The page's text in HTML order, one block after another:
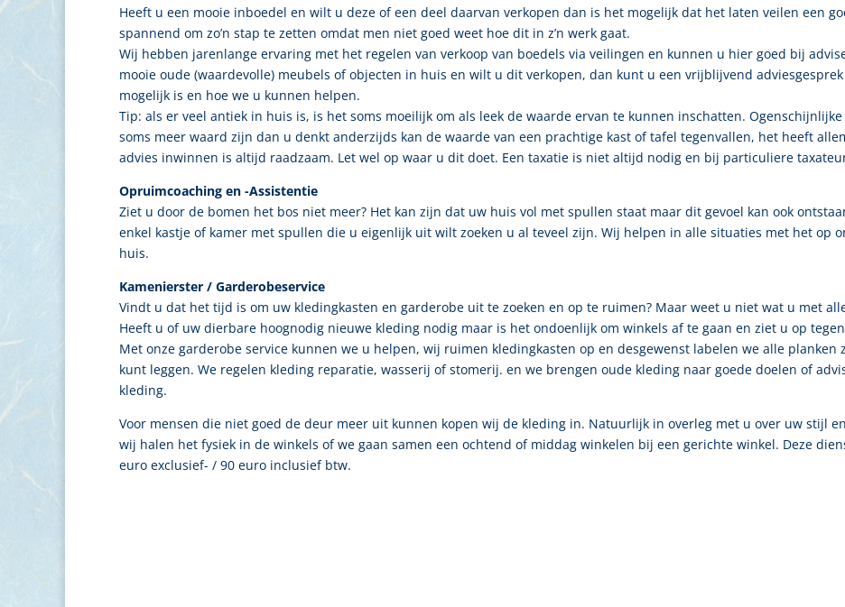
Heeft u een mooie inboedel en wilt u deze of een deel daarvan verkopen dan is het mogelijk dat het laten veilen een
spannend om zo’n stap te zetten omdat men niet goed weet hoe dit in z’n werk gaat.
Wij hebben jarenlange ervaring met het regelen van verkoop van boedels via veilingen en kunnen u hier goed bij
mooie oude (waardevolle) meubels of objecten in huis en wilt u dit verkopen, dan kunt u een vrijblijvend
mogelijk is en hoe we u kunnen helpen.
Tip: als er veel antiek in huis is, is het soms moeilijk om als leek de waarde ervan te kunnen inschatten.
soms meer waard zijn dan u denkt anderzijds kan de waarde van een prachtige kast of tafel tegenvallen, het heeft
advies inwinnen is altijd raadzaam. Let wel op waar u dit doet. Een taxatie is niet altijd nodig en bij particuliere
Opruimcoaching en -Assistentie
Ziet u door de bomen het bos niet meer? Het kan zijn dat uw huis vol met spullen staat maar dit gevoel kan ook
enkel kastje of kamer met spullen die u eigenlijk uit wilt zoeken u al teveel zijn. Wij helpen in alle situaties met het op
huis.
Kamenierster / Garderobeservice
Vindt u dat het tijd is om uw kledingkasten en garderobe uit te zoeken en op te ruimen? Maar weet u niet wat u met
Heeft u of uw dierbare hoognodig nieuwe kleding nodig maar is het ondoenlijk om winkels af te gaan en ziet u op
Met onze garderobe service kunnen we u helpen, wij ruimen kledingkasten op en desgewenst labelen we alle
kunt leggen. We regelen kleding reparatie, wasserij of stomerij. en we brengen oude kleding naar goede doelen of
kleding.
Voor mensen die niet goed de deur meer uit kunnen kopen wij de kleding in. Natuurlijk in overleg met u over uw stijl
wij halen het fysiek in de winkels of we gaan samen een ochtend of middag winkelen bij een gerichte winkel. Deze
euro exclusief- / 90 euro inclusief btw.